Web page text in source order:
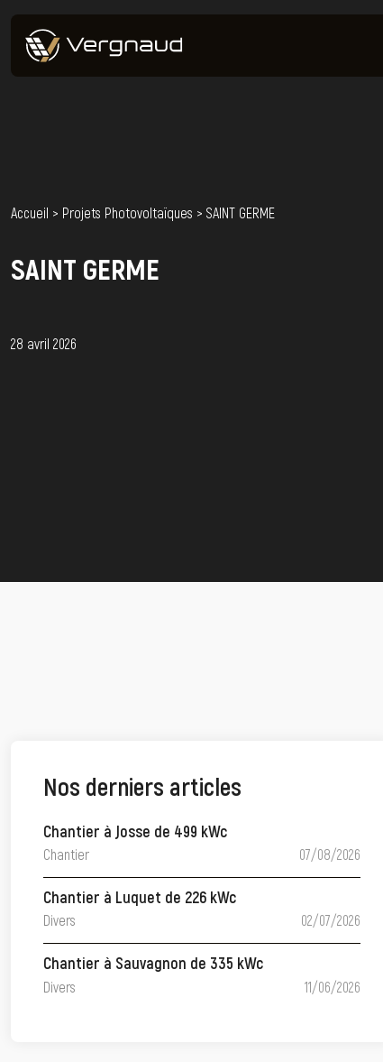
Accueil > Projets Photovoltaïques > SAINT GERME
SAINT GERME
28 avril 2026
Nos derniers articles
Chantier à Josse de 499 kWc
Chantier 07/08/2026
Chantier à Luquet de 226 kWc
Divers 02/07/2026
Chantier à Sauvagnon de 335 kWc
Divers 11/06/2026